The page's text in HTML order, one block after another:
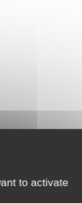
to activate